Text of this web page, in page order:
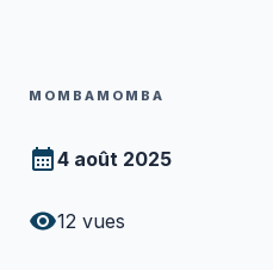
MOMBAMOMBA
4 août 2025
12 vues